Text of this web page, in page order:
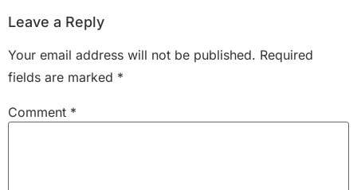
Leave a Reply
Your email address will not be published. Required
fields are marked *
Comment *